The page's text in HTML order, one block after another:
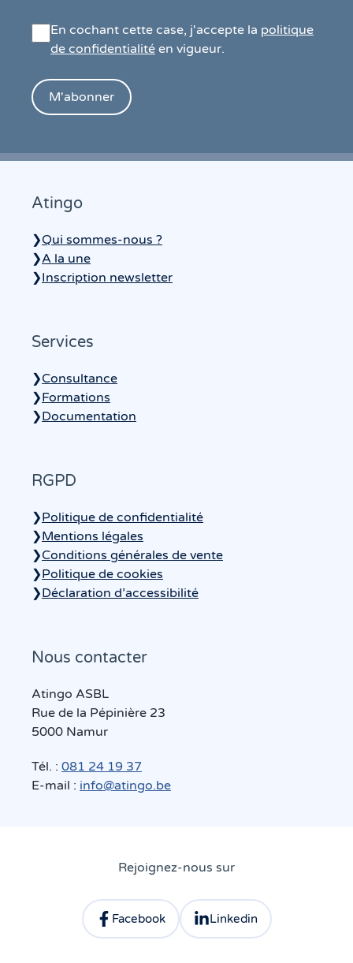
En cochant cette case, j'accepte la politique
de confidentialité en vigueur.
Atingo
❯Qui sommes-nous ?
❯A la une
❯Inscription newsletter
Services
❯Consultance
❯Formations
❯Documentation
RGPD
❯Politique de confidentialité
❯Mentions légales
❯Conditions générales de vente
❯Politique de cookies
❯Déclaration d’accessibilité
Nous contacter
Atingo ASBL
Rue de la Pépinière 23
5000 Namur
Tél. : 081 24 19 37
E-mail : info@atingo.be
Rejoignez-nous sur
Facebook
Consulter le profil facebook d'Atingo
Linkedin
Consulter le profil linkedin